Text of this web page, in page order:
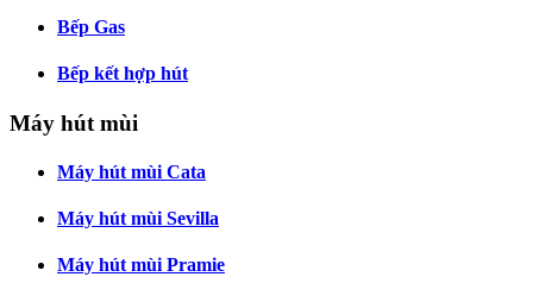
Bếp Gas
Bếp kết hợp hút
Máy hút mùi
Máy hút mùi Cata
Máy hút mùi Sevilla
Máy hút mùi Pramie